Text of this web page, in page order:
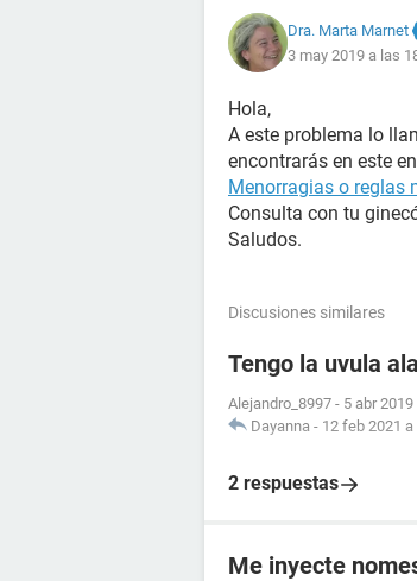
Dra. Marta Marnet
3 may 2019 a las
Hola,
A este problema lo
encontrarás en este
Menorragias o reglas
Consulta con tu
Saludos.
Discusiones similares
Tengo la uvula
Alejandro_8997 - 5 abr
Dayanna - 12 feb 2021
2 respuestas
Me inyecte